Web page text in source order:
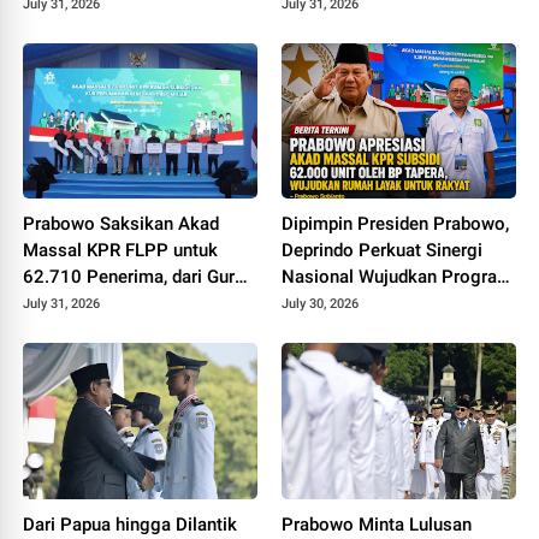
July 31, 2026 July 31, 2026
Prabowo Saksikan Akad
Massal KPR FLPP untuk
62.710 Penerima, dari Guru
SD hingga Pengemudi Ojol
July 31, 2026
Dipimpin Presiden Prabowo,
Deprindo Perkuat Sinergi
Nasional Wujudkan Program
3 Juta Rumah
July 30, 2026
Dari Papua hingga Dilantik Prabowo Minta Lulusan